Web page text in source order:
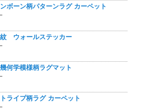
ボーン柄パターンラグ カーペット
ウォールステッカー
何学模様柄ラグマット
ライプ柄ラグ カーペット